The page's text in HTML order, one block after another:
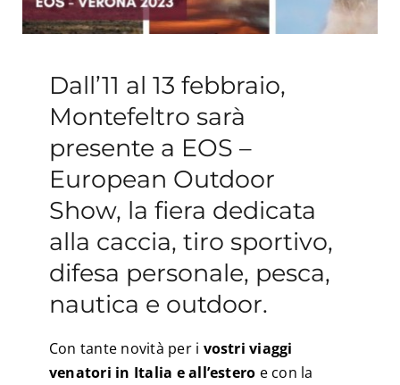
Blog
Dall’11 al 13 febbraio,
Montefeltro sarà
presente a EOS –
European Outdoor
Show, la fiera dedicata
alla caccia, tiro sportivo,
difesa personale, pesca,
nautica e outdoor.
Con tante novità per i vostri viaggi
venatori in Italia e all’estero e con la